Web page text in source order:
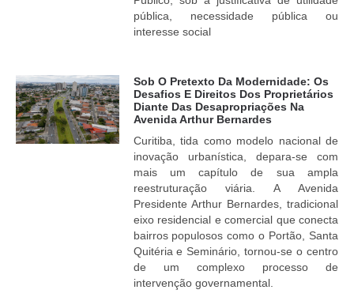
pública, necessidade pública ou
interesse social
Sob O Pretexto Da Modernidade: Os
Desafios E Direitos Dos Proprietários
Diante Das Desapropriações Na
Avenida Arthur Bernardes
Curitiba, tida como modelo nacional de
inovação urbanística, depara-se com
mais um capítulo de sua ampla
reestruturação viária. A Avenida
Presidente Arthur Bernardes, tradicional
eixo residencial e comercial que conecta
bairros populosos como o Portão, Santa
Quitéria e Seminário, tornou-se o centro
de um complexo processo de
intervenção governamental.